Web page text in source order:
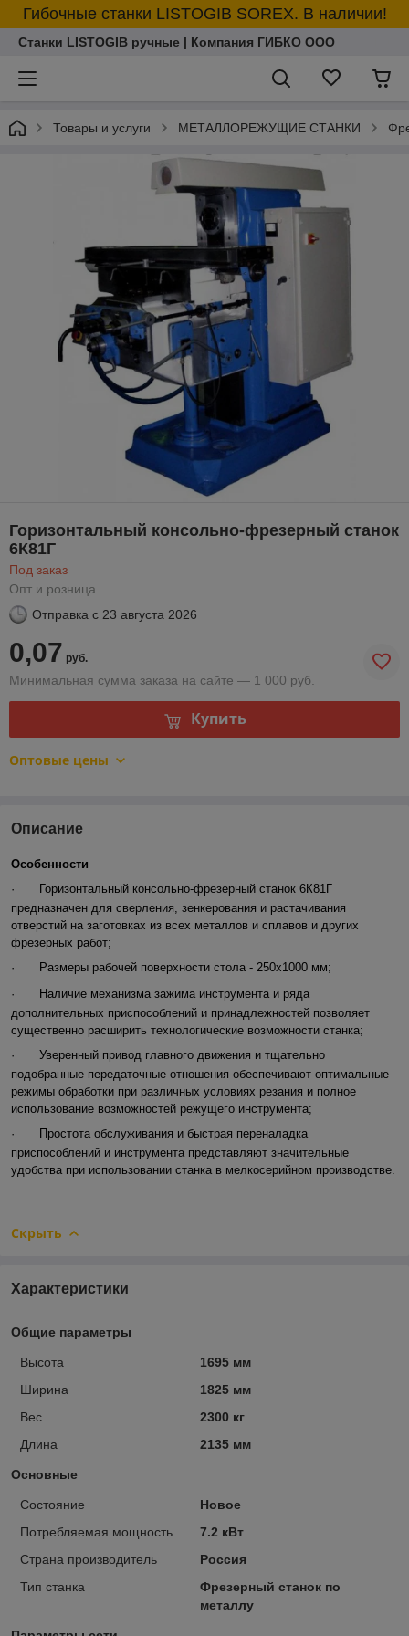
Гибочные станки LISTOGIB SOREX. В наличии!
Станки LISTOGIB ручные | Компания ГИБКО ООО
Товары и услуги МЕТАЛЛОРЕЖУЩИЕ СТАНКИ
Горизонтальный консольно-фрезерный станок
6К81Г
Под заказ
Опт и розница
Отправка с 23 августа 2026
0,07 руб.
Минимальная сумма заказа на сайте — 1 000 руб.
Купить
Оптовые цены
Описание
Особенности
·
Горизонтальный консольно-фрезерный станок 6К81Г
предназначен для сверления, зенкерования и растачивания
отверстий на заготовках из всех металлов и сплавов и других
фрезерных работ;
·
Размеры рабочей поверхности стола - 250х1000 мм;
·
Наличие механизма зажима инструмента и ряда
дополнительных приспособлений и принадлежностей позволяет
существенно расширить технологические возможности станка;
·
Уверенный привод главного движения и тщательно
подобранные передаточные отношения обеспечивают оптимальные
режимы обработки при различных условиях резания и полное
использование возможностей режущего инструмента;
·
Простота обслуживания и быстрая переналадка
приспособлений и инструмента представляют значительные
удобства при использовании станка в мелкосерийном производстве.
Скрыть
Характеристики
Общие параметры
Высота
1695 мм
Ширина
1825 мм
Вес
2300 кг
Длина
2135 мм
Основные
Состояние
Новое
Потребляемая мощность
7.2 кВт
Страна производитель
Россия
Тип станка
Фрезерный станок по
металлу